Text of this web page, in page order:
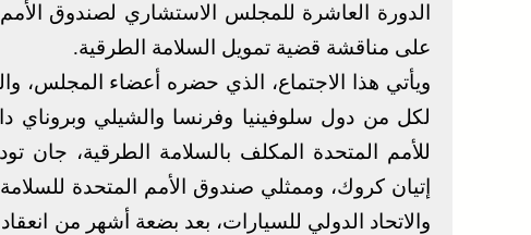
الدورة العاشرة للمجلس الاستشاري لصندوق
على مناقشة قضية تمويل السلامة الطرقية.
ويأتي هذا الاجتماع، الذي حضره أعضاء المجلس،
لكل من دول سلوفينيا وفرنسا والشيلي وبروناي
للأمم المتحدة المكلف بالسلامة الطرقية، جان
إتيان كروك، وممثلي صندوق الأمم المتحدة للسلامة
والاتحاد الدولي للسيارات، بعد بضعة أشهر من